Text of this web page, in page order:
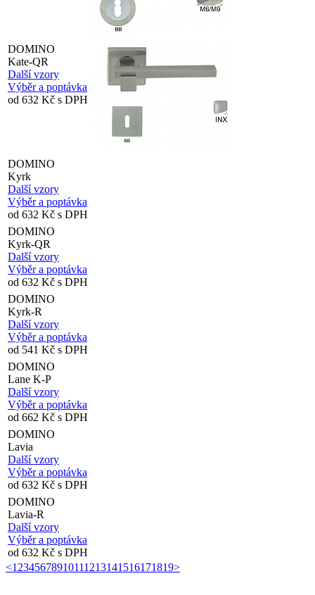
DOMINO
Kate-QR
Další vzory
Výběr a poptávka
od 632 Kč s DPH
DOMINO
Kyrk
Další vzory
Výběr a poptávka
od 632 Kč s DPH
DOMINO
Kyrk-QR
Další vzory
Výběr a poptávka
od 632 Kč s DPH
DOMINO
Kyrk-R
Další vzory
Výběr a poptávka
od 541 Kč s DPH
DOMINO
Lane K-P
Další vzory
Výběr a poptávka
od 662 Kč s DPH
DOMINO
Lavia
Další vzory
Výběr a poptávka
od 632 Kč s DPH
DOMINO
Lavia-R
Další vzory
Výběr a poptávka
od 632 Kč s DPH
<1 2345678910111213141516171819>